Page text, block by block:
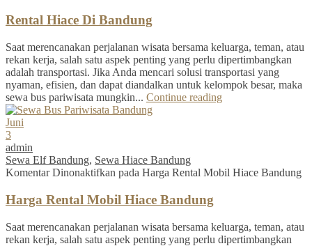
Rental Hiace Di Bandung
Saat merencanakan perjalanan wisata bersama keluarga, teman, atau
rekan kerja, salah satu aspek penting yang perlu dipertimbangkan
adalah transportasi. Jika Anda mencari solusi transportasi yang
nyaman, efisien, dan dapat diandalkan untuk kelompok besar, maka
sewa bus pariwisata mungkin... Continue reading
Juni
3
admin
Sewa Elf Bandung, Sewa Hiace Bandung
Komentar Dinonaktifkan pada Harga Rental Mobil Hiace Bandung
Harga Rental Mobil Hiace Bandung
Saat merencanakan perjalanan wisata bersama keluarga, teman, atau
rekan kerja, salah satu aspek penting yang perlu dipertimbangkan